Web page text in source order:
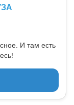
И там есть